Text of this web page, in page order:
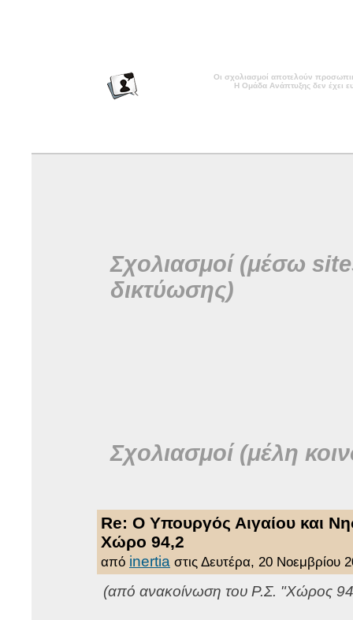
Οι σχολιασμοί αποτελούν
Η Ομάδα Ανάπτυξης δεν έχει
Σχολιασμοί (μέσω
δικτύωσης)
Σχολιασμοί (μέλη
Re: O Υπουργός Αιγαίου και
Χώρο 94,2
από inertia στις Δευτέρα, 20 Νοεμβρίου
(από ανακοίνωση του Ρ.Σ. "Χώρος